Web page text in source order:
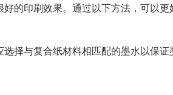
的印刷效果。通过以下方法，可以更
择与复合纸材料相匹配的墨水以保证